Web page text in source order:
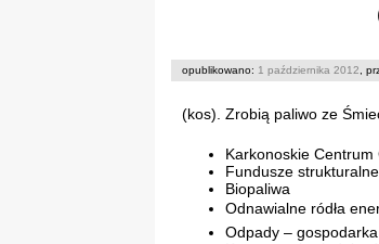
opublikowano: 1 października 2012 ,
(kos). Zrobią paliwo ze
Karkonoskie Centrum
Fundusze
Biopaliwa
Odnawialne ródła
Odpady – gospodarka